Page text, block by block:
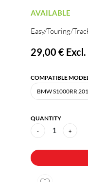
AVAILABLE
Easy/Touring/
29,00 €
COMPATIBLE
QUANTITY
- 1 +